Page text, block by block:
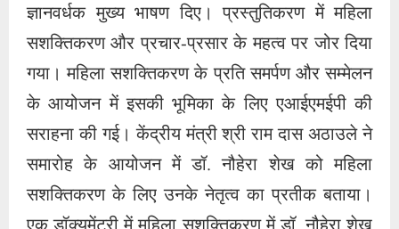
ज्ञानवर्धक मुख्य भाषण दिए। प्रस्तुतिकरण में महिला
सशक्तिकरण और प्रचार-प्रसार के महत्व पर जोर दिया
गया। महिला सशक्तिकरण के प्रति समर्पण और सम्मेलन
के आयोजन में इसकी भूमिका के लिए एआईएमईपी की
सराहना की गई। केंद्रीय मंत्री श्री राम दास अठाउले ने
समारोह के आयोजन में डॉ. नौहेरा शेख को महिला
सशक्तिकरण के लिए उनके नेतृत्व का प्रतीक बताया।